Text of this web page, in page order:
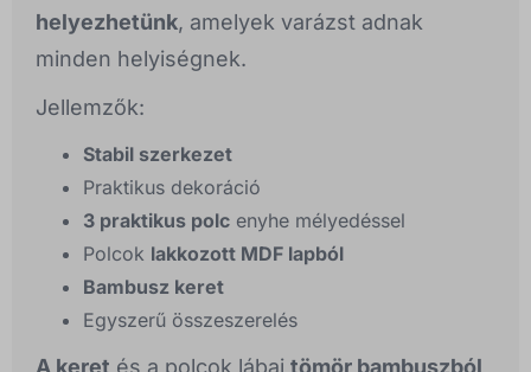
helyezhetünk, amelyek varázst adnak
minden helyiségnek.
Jellemzők:
Stabil szerkezet
Praktikus dekoráció
3 praktikus polc enyhe mélyedéssel
Polcok lakkozott MDF lapból
Bambusz keret
Egyszerű összeszerelés
A keret és a polcok lábai tömör bambuszból